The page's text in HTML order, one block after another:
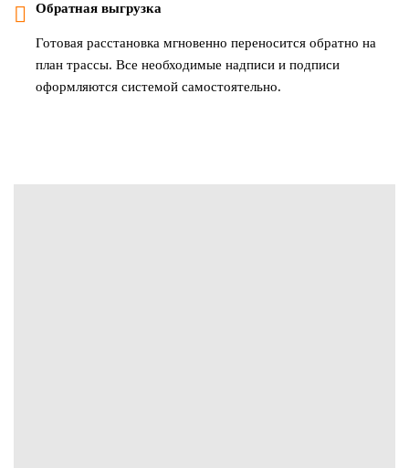
Обратная выгрузка
Готовая расстановка мгновенно переносится обратно на
план трассы. Все необходимые надписи и подписи
оформляются системой самостоятельно.